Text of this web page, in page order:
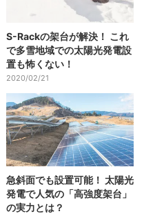
S-Rackの架台が解決！ これ
で多雪地域での太陽光発電設
置も怖くない！
2020/02/21
急斜面でも設置可能！ 太陽光
発電で人気の「高強度架台」
の実力とは？